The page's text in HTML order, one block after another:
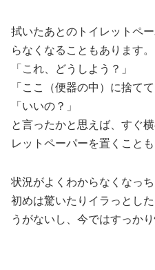
拭いたあとのトイレットペ
らなくなることもあります。
「これ、どうしよう？」
「ここ（便器の中）に捨て
「いいの？」
と言ったかと思えば、すぐ
レットペーパーを置くこと
状況がよくわからなくなっち
初めは驚いたりイラっとし
うがないし、今ではすっかり